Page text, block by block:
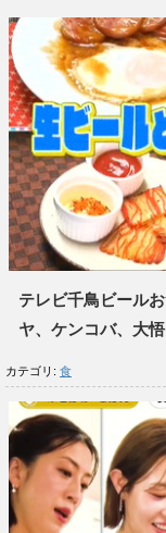
テレビ千鳥ビール
ヤ、ケンコバ、大
カテゴリ: 食